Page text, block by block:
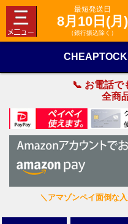
最短発送日
8月10日(月)
（銀行振込除く）
📞 お電話で
全商
＼アマゾンペイ面倒な